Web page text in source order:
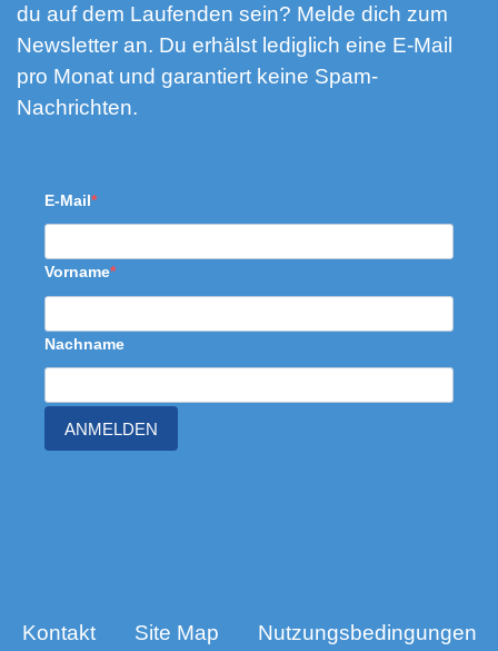
du auf dem Laufenden sein? Melde dich zum
Newsletter an. Du erhälst lediglich eine E-Mail
pro Monat und garantiert keine Spam-
Nachrichten.
E-Mail
Vorname
Nachname
ANMELDEN
Kontakt Site Map Nutzungsbedingungen